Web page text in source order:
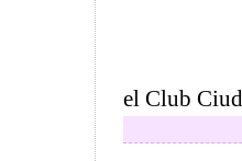
el Club